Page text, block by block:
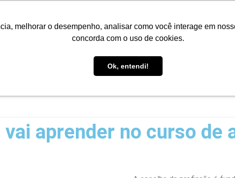
melhorar o desempenho, analisar como você interage em
concorda com o uso de cookies.
Ok, entendi!
CONHEÇA A FARO CURSOS
vai aprender no curso de